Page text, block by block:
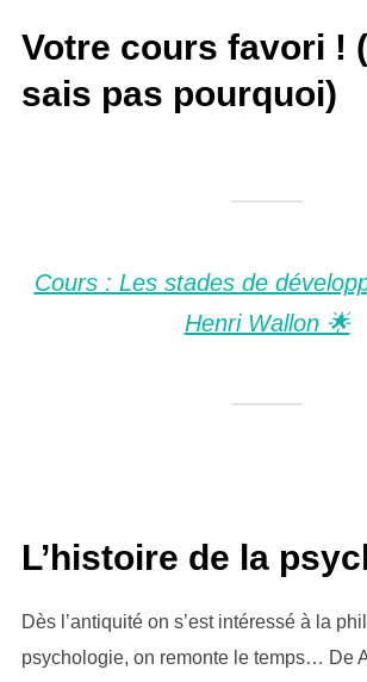
Votre cours favori !
sais pas pourquoi)
Cours : Les stades de
Henri Wallon 🌟
L’histoire de la
Dès l’antiquité on s’est intéressé à la
psychologie, on remonte le temps… De